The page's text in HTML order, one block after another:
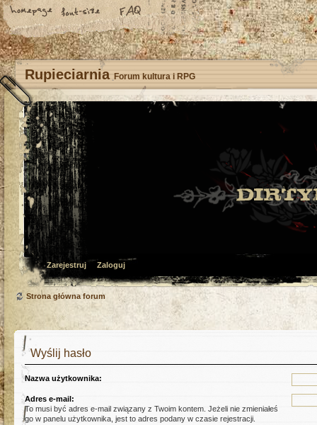
Rupieciarnia Forum kultura i RPG
Zarejestruj Zaloguj
Strona główna forum
Wyślij hasło
Nazwa użytkownika:
Adres e-mail:
To musi być adres e-mail związany z Twoim kontem. Jeżeli nie zmieniałeś
go w panelu użytkownika, jest to adres podany w czasie rejestracji.